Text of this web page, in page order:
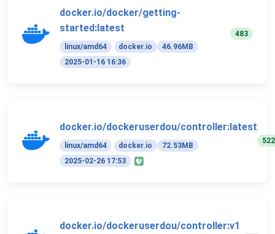
docker.io/docker/getting-
started:latest
linux/amd64 docker.io
46.96MB
2025-01-16 16:36
483
docker.io/dockeruserdou/controller:latest
linux/amd64 docker.io
72.53MB
2025-02-26 17:53
522
docker.io/dockeruserdou/controller:v1